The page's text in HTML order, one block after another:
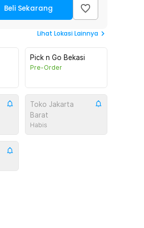
Beli Sekarang
Lihat Lokasi Lainnya
Pick n Go Bekasi
Pre-Order
Toko Jakarta
Barat
Habis